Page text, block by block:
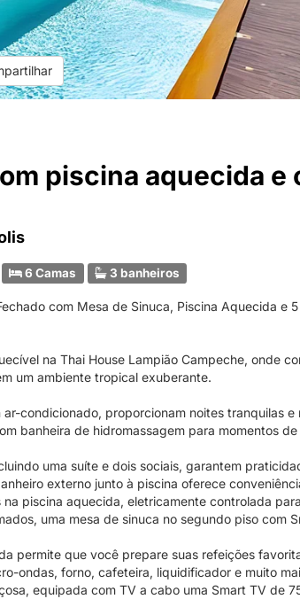
piscina aquecida e
6 Camas 3 banheiros
com Mesa de Sinuca, Piscina Aquecida e
na Thai House Lampião Campeche, onde
um ambiente tropical exuberante.
condicionado, proporcionam noites tranquilas e
banheira de hidromassagem para momentos
uma suíte e dois sociais, garantem
externo junto à piscina oferece
piscina aquecida, eletricamente controlada
uma mesa de sinuca no segundo piso com
permite que você prepare suas refeições
ondas, forno, cafeteira, liquidificador e muito
equipada com TV a cabo uma Smart TV de